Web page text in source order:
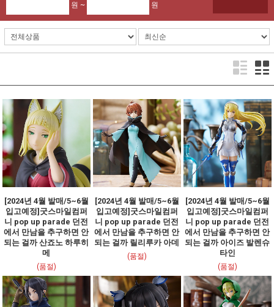
원 ~ 원
[2024년 4월 발매/5~6월
입고예정]굿스마일컴퍼
니 pop up parade 던전
에서 만남을 추구하면 안
되는 걸까 산죠노 하루히
메
(품절)
[2024년 4월 발매/5~6월
입고예정]굿스마일컴퍼
니 pop up parade 던전
에서 만남을 추구하면 안
되는 걸까 릴리루카 아데
(품절)
[2024년 4월 발매/5~6월
입고예정]굿스마일컴퍼
니 pop up parade 던전
에서 만남을 추구하면 안
되는 걸까 아이즈 발렌슈
타인
(품절)